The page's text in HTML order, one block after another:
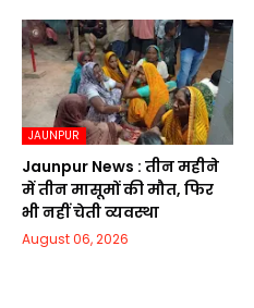
JAUNPUR
Jaunpur News : तीन महीने
में तीन मासूमों की मौत, फिर
भी नहीं चेती व्यवस्था
August 06, 2026